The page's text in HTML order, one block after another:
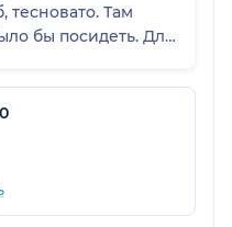
тесновато. Там
бы посидеть. Для
прекрасное
и персонал
Врачам
бы туда не
зоной не совсем